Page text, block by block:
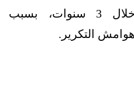
أدنى مستوى فصلي خلال 3 سنوات، بسبب
التكرير.